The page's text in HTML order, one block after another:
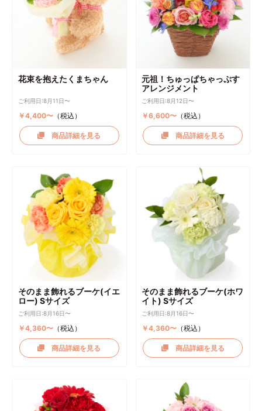
花束を抱えたくまちゃん
ご利用日:8月11日〜
￥4,400〜（税込）
商品詳細を見る
元祖！ちゅっぱちゃっぷす
アレンジメント
ご利用日:8月12日〜
￥6,600〜 （税込）
商品詳細を見る
そのまま飾れるブーケ(イエ
ロー) Sサイズ
ご利用日:8月16日〜
￥4,360〜（税込）
商品詳細を見る
そのまま飾れるブーケ(ホワ
イト) Sサイズ
ご利用日:8月16日〜
￥4,360〜 （税込）
商品詳細を見る